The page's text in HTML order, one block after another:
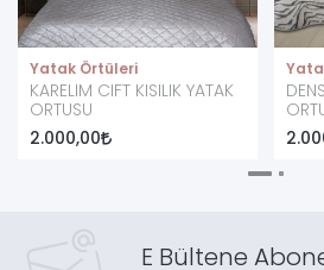
Yatak Örtüleri
KARELIM CIFT KISILIK YATAK
ORTUSU
2.000,00
E Bültene